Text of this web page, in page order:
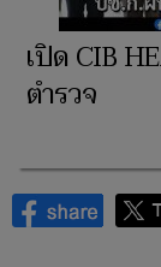
เปิด CIB
ตำรวจ